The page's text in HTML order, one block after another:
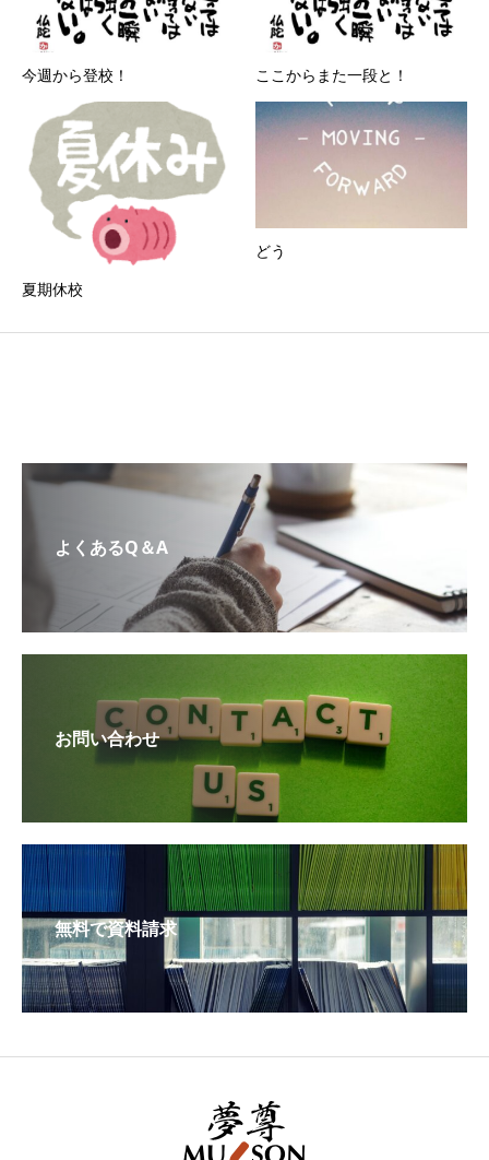
今週から登校！ ここからまた一段と！
夏期休校
どう
よくあるQ＆A
お問い合わせ
無料で資料請求